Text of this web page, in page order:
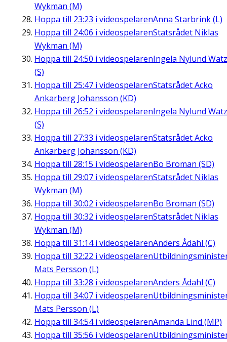
Wykman (M)
Hoppa till 23:23 i videospelarenAnna Starbrink (L)
Hoppa till 24:06 i videospelarenStatsrådet Niklas
Wykman (M)
Hoppa till 24:50 i videospelarenIngela Nylund Watz
(S)
Hoppa till 25:47 i videospelarenStatsrådet Acko
Ankarberg Johansson (KD)
Hoppa till 26:52 i videospelarenIngela Nylund Watz
(S)
Hoppa till 27:33 i videospelarenStatsrådet Acko
Ankarberg Johansson (KD)
Hoppa till 28:15 i videospelarenBo Broman (SD)
Hoppa till 29:07 i videospelarenStatsrådet Niklas
Wykman (M)
Hoppa till 30:02 i videospelarenBo Broman (SD)
Hoppa till 30:32 i videospelarenStatsrådet Niklas
Wykman (M)
Hoppa till 31:14i videospelarenAnders Ådahl (C)
Hoppa till 32:22 i videospelaren
Mats Persson (L)
Hoppa till 33:28 i videospelarenAnders Ådahl (C)
Hoppa till 34:07 i videospelaren
Mats Persson (L)
Hoppa till 34:54i videospelarenAmanda Lind (MP)
Hoppa till 35:56 i videospelaren